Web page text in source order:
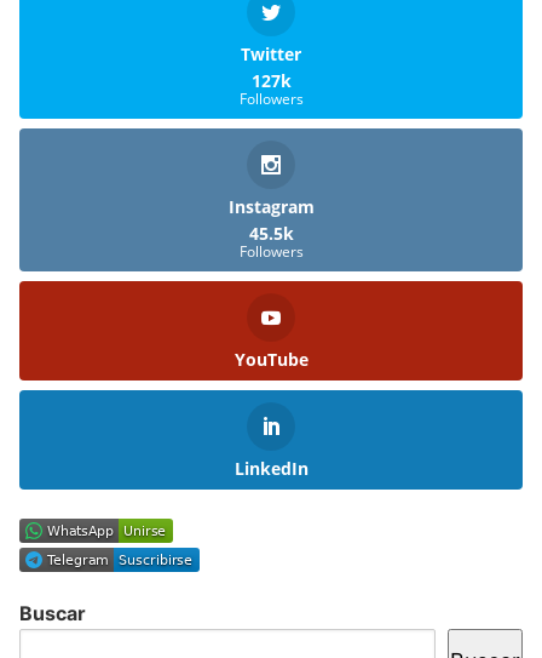
Twitter
127k
Followers
Instagram
45.5k
Followers
YouTube
LinkedIn
Buscar